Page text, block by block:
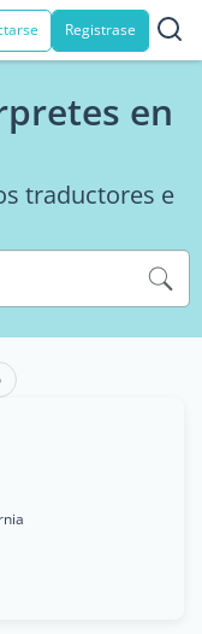
Registrase
en
traductores e